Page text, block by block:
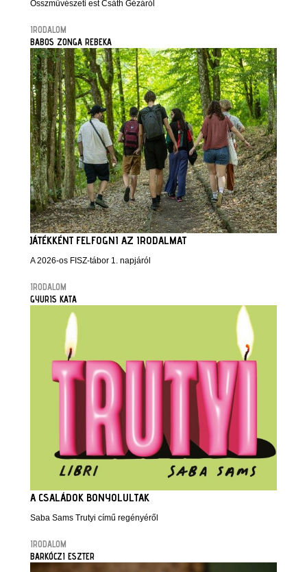
Összművészeti est Csáth Gézáról
IRODALOM
BABOS ZONGA REBEKA
JÁTÉKKÉNT FELFOGNI AZ IRODALMAT
A 2026-os FISZ-tábor 1. napjáról
IRODALOM
GYURIS KATA
A CSALÁDOK BONYOLULTAK
Saba Sams Trutyi című regényéről
IRODALOM
BARKÓCZI ESZTER